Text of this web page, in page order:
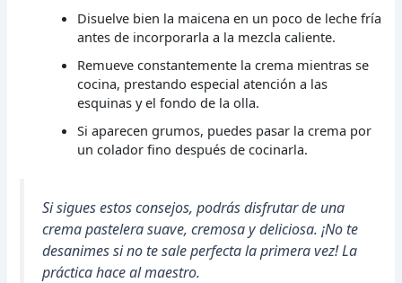
Disuelve bien la maicena en un poco de leche fría
antes de incorporarla a la mezcla caliente.
Remueve constantemente la crema mientras se
cocina, prestando especial atención a las
esquinas y el fondo de la olla.
Si aparecen grumos, puedes pasar la crema por
un colador fino después de cocinarla.
Si sigues estos consejos, podrás disfrutar de una
crema pastelera suave, cremosa y deliciosa. ¡No te
desanimes si no te sale perfecta la primera vez! La
práctica hace al maestro.